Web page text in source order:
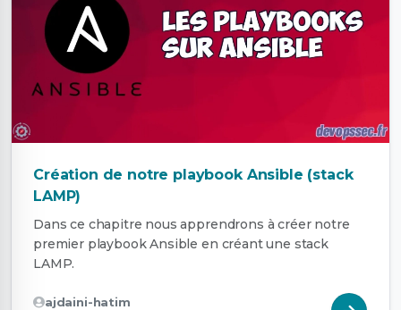
Création de notre playbook Ansible (stack
LAMP)
Dans ce chapitre nous apprendrons à créer notre
premier playbook Ansible en créant une stack
LAMP.
ajdaini-hatim